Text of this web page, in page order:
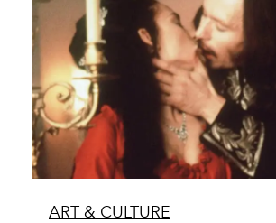
ART & CULTURE